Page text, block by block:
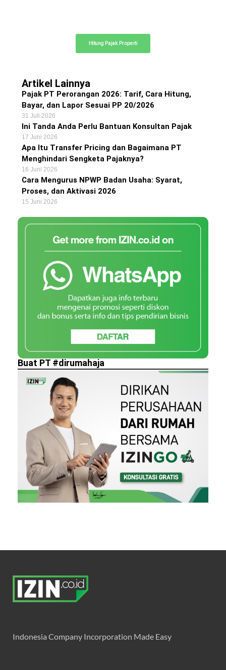
Hitung Pajak Properti
Artikel Lainnya
Pajak PT Perorangan 2026: Tarif, Cara Hitung,
Bayar, dan Lapor Sesuai PP 20/2026
31 Juli 2026
Ini Tanda Anda Perlu Bantuan Konsultan Pajak
17 Juni 2026
Apa Itu Transfer Pricing dan Bagaimana PT
Menghindari Sengketa Pajaknya?
16 Juni 2026
Cara Mengurus NPWP Badan Usaha: Syarat,
Proses, dan Aktivasi 2026
15 Juni 2026
Buat PT #dirumahaja
Indonesia Company Incorporation Made Easy